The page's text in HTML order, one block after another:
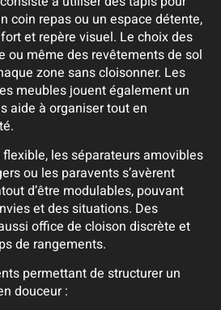
coin repas ou un espace détente,
et repère visuel. Le choix des
ou même des revêtements de sol
zone sans cloisonner. Les
meubles jouent également un
aide à organiser tout en
les séparateurs amovibles
ou les paravents s’avèrent
d’être modulables, pouvant
et des situations. Des
office de cloison discrète et
de rangements.
permettant de structurer un
douceur :